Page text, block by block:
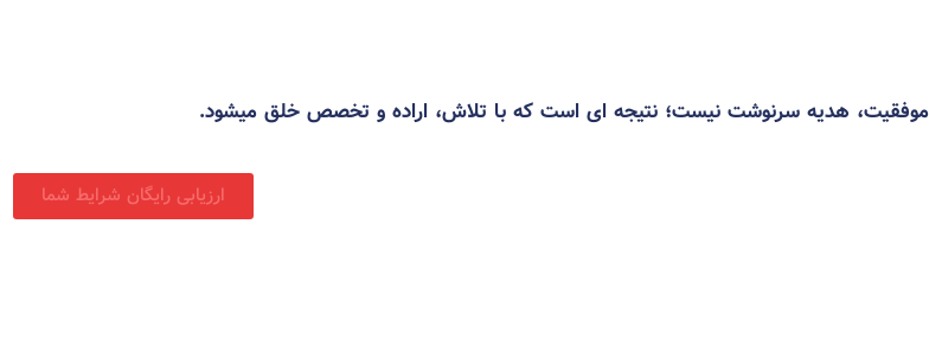
موفقیت، هدیه سرنوشت نیست؛ نتیجه‌ ای است که با تلاش، اراده و تخصص خلق میشود.
ارزیابی رایگان شرایط شما